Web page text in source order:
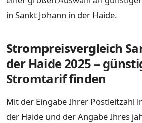
in Sankt Johann in der Haide.
Strompreisvergleich
der Haide 2025 –
Stromtarif finden
Mit der Eingabe Ihrer Postleitzahl
der Haide und der Angabe Ihres